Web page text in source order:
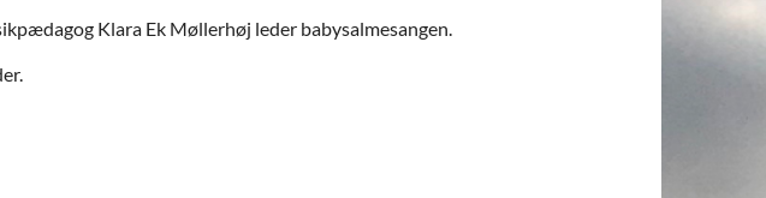
Klara Ek Møllerhøj leder babysalmesangen.